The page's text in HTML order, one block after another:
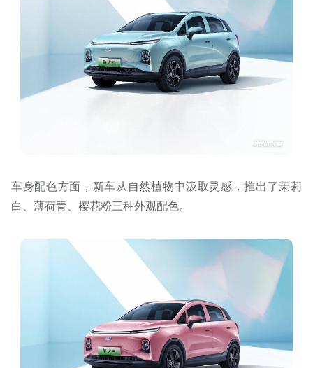
车身配色方面，新车从自然植物中汲取灵感，推出了茉莉
白、薄荷青、樱花粉三种外观配色。